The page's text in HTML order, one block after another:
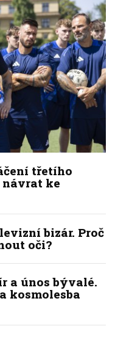
třetího
ke
bizár. Proč
oči?
a únos bývalé.
kosmolesba